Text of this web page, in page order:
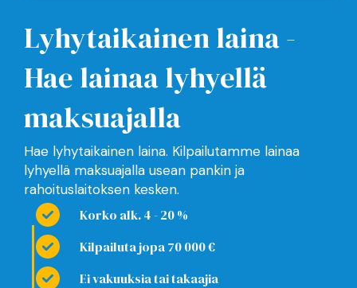
Lyhytaikainen laina -
Hae lainaa lyhyellä
maksuajalla
Hae lyhytaikainen laina. Kilpailutamme lainaa
lyhyellä maksuajalla usean pankin ja
rahoituslaitoksen kesken.
Korko alk. 4 - 20 %
Kilpailuta jopa 70 000 €
Ei vakuuksia tai takaajia